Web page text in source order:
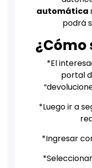
automática
podrá
¿Cómo
*El
portal
*Luego ir a
*Ingresar